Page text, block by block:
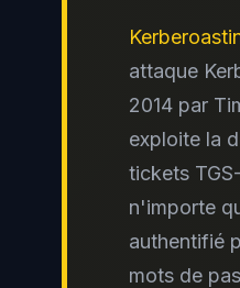
attaque
2014 par
exploite la
tickets
n'importe
authentifié
mots de